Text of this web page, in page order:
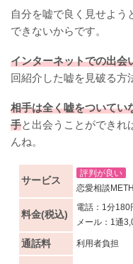
自分を嘘で良く見せよう
できないからです。
インターネットでの出会
回紹介した嘘を見破る方
相手は全く嘘をついてい
手と出会うことができれ
んね。
サービス
評判が良い
恋愛相談
料金(税込)
電話：1分180
メール：1通
通話料 利用者負担